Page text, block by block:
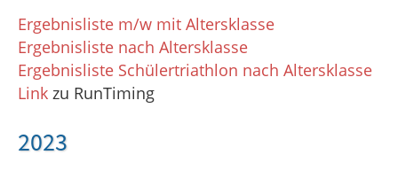
Ergebnisliste m/w mit Altersklasse
Ergebnisliste nach Altersklasse
Ergebnisliste Schülertriathlon nach Altersklasse
Link zu RunTiming
2023